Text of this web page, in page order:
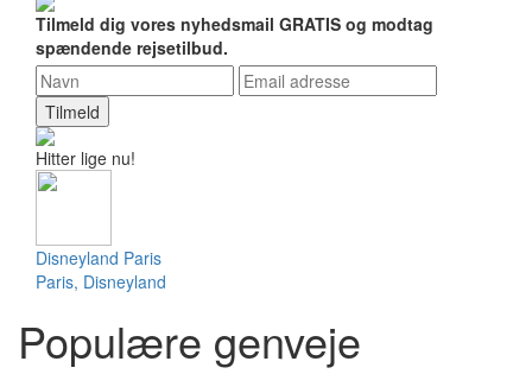
Tilmeld dig vores nyhedsmail GRATIS og modtag
spændende rejsetilbud.
Tilmeld
Hitter lige nu!
Disneyland Paris
Paris, Disneyland
Populære genveje